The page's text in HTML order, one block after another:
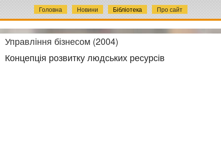
Головна Новини Бібліотека Про сайт
Управління бізнесом (2004)
Концепція розвитку людських ресурсів